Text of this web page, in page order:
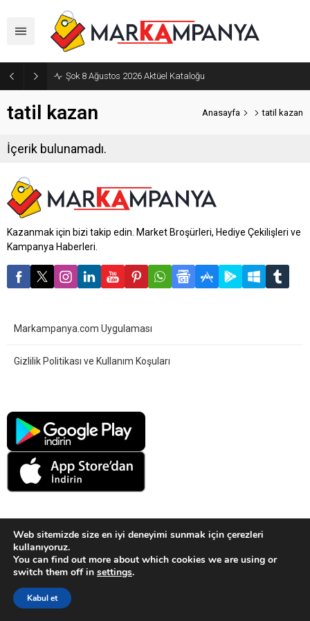
Şok 8 Ağustos 2026 Aktüel Kataloğu
tatil kazan Anasayfa tatil kazan
İçerik bulunamadı.
Kazanmak için bizi takip edin. Market Broşürleri, Hediye Çekilişleri ve
Kampanya Haberleri.
Markampanya.com Uygulaması
Gizlilik Politikası ve Kullanım Koşuları
Sitemiz bilgilendirme amaçlıdır. Kampanya ve Çekiliş ayrıntıları için
markaların sitelerini ziyaret ediniz.
Web sitemizde size en iyi deneyimi sunmak için çerezleri
kullanıyoruz.
You can find out more about which cookies we are using or
switch them off in settings.
Kabul et